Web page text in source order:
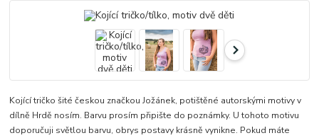
Kojící tričko šité českou značkou Jožánek, potištěné autorskými motivy v
dílně Hrdě nosím. Barvu prosím připište do poznámky. U tohoto motivu
doporučuji světlou barvu, obrys postavy krásně vynikne. Pokud máte